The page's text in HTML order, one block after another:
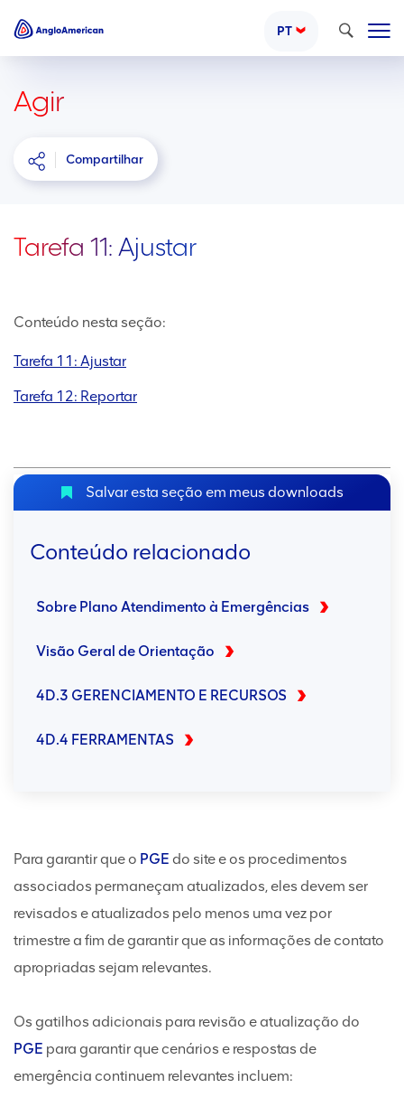
PT Pesquisar
Agir
Compartilhar
Tarefa 11: Ajustar
Conteúdo nesta seção:
Tarefa 11: Ajustar
Tarefa 12: Reportar
Salvar esta seção em meus downloads
Conteúdo relacionado
Sobre Plano Atendimento à Emergências
Visão Geral de Orientação
4D.3 GERENCIAMENTO E RECURSOS
4D.4 FERRAMENTAS
Para garantir que o PGE do site e os procedimentos
associados permaneçam atualizados, eles devem ser
revisados e atualizados pelo menos uma vez por
trimestre a fim de garantir que as informações de contato
apropriadas sejam relevantes.
Os gatilhos adicionais para revisão e atualização do
PGE para garantir que cenários e respostas de
emergência continuem relevantes incluem: